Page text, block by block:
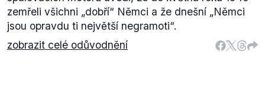
zemřeli všichni „dobří“ Němci a že dnešní „Němci
jsou opravdu ti největší negramoti“.
zobrazit celé odůvodnění